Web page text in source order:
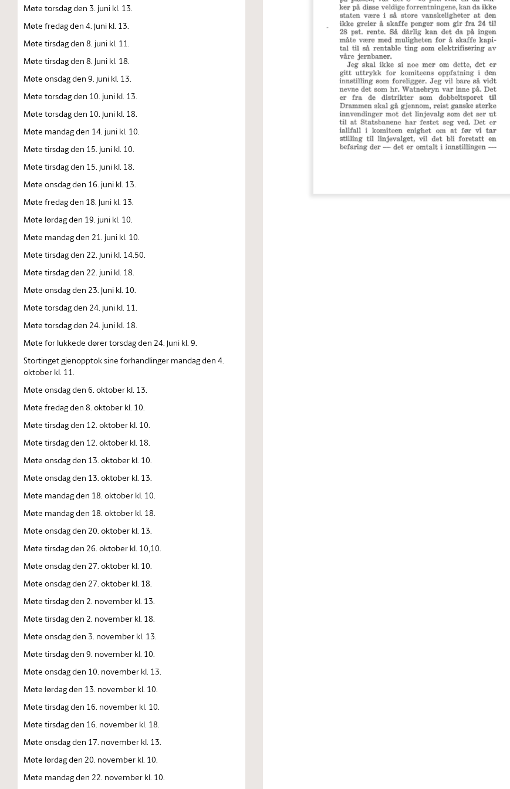
Møte torsdag den 3. juni kl. 13.
Møte fredag den 4. juni kl. 13.
Møte tirsdag den 8. juni kl. 11.
Møte tirsdag den 8. juni kl. 18.
Møte onsdag den 9. juni kl. 13.
Møte torsdag den 10. juni kl. 13.
Møte torsdag den 10. juni kl. 18.
Møte mandag den 14. juni kl. 10.
Møte tirsdag den 15. juni kl. 10.
Møte tirsdag den 15. juni kl. 18.
Møte onsdag den 16. juni kl. 13.
Møte fredag den 18. juni kl. 13.
Møte lørdag den 19. juni kl. 10.
Møte mandag den 21. juni kl. 10.
Møte tirsdag den 22. juni kl. 14.50.
Møte tirsdag den 22. juni kl. 18.
Møte onsdag den 23. juni kl. 10.
Møte torsdag den 24. juni kl. 11.
Møte torsdag den 24. juni kl. 18.
Møte for lukkede dører torsdag den 24. juni kl. 9.
Stortinget gjenopptok sine forhandlinger mandag den 4.
oktober kl. 11.
Møte onsdag den 6. oktober kl. 13.
Møte fredag den 8. oktober kl. 10.
Møte tirsdag den 12. oktober kl. 10.
Møte tirsdag den 12. oktober kl. 18.
Møte onsdag den 13. oktober kl. 10.
Møte onsdag den 13. oktober kl. 13.
Møte mandag den 18. oktober kl. 10.
Møte mandag den 18. oktober kl. 18.
Møte onsdag den 20. oktober kl. 13.
Møte tirsdag den 26. oktober kl. 10,10.
Møte onsdag den 27. oktober kl. 10.
Møte onsdag den 27. oktober kl. 18.
Møte tirsdag den 2. november kl. 13.
Møte tirsdag den 2. november kl. 18.
Møte onsdag den 3. november kl. 13.
Møte tirsdag den 9. november kl. 10.
Møte onsdag den 10. november kl. 13.
Møte lørdag den 13. november kl. 10.
Møte tirsdag den 16. november kl. 10.
Møte tirsdag den 16. november kl. 18.
Møte onsdag den 17. november kl. 13.
Møte lørdag den 20. november kl. 10.
Møte mandag den 22. november kl. 10.